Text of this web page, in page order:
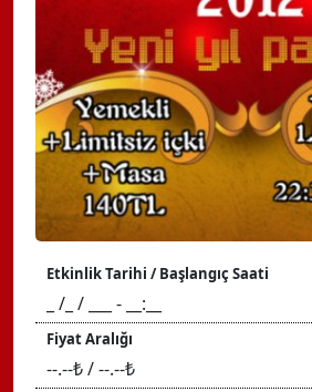
Etkinlik Tarihi / Başlangıç Saati
_ /_ / ___ - __:__
Fiyat Aralığı
--.--₺ / --.--₺